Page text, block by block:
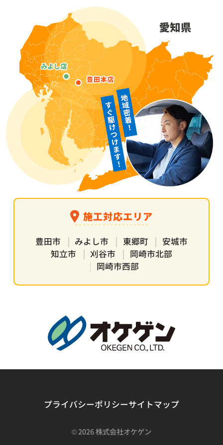
施工対応エリア
豊田市 みよし市 東郷町
安城市
知立市
刈谷市
岡崎市北部
岡崎市西部
プライバシーポリシーサイトマップ
©2026 株式会社オケゲン